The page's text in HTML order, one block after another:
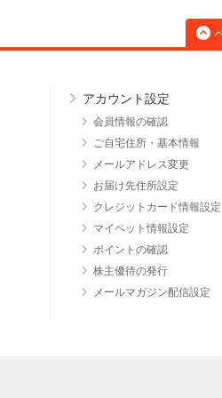
アカウント設定
会員情報の確認
ご自宅住所・基本情報
メールアドレス変更
お届け先住所設定
クレジットカード情報設定
マイペット情報設定
ポイントの確認
株主優待の発行
メールマガジン配信設定